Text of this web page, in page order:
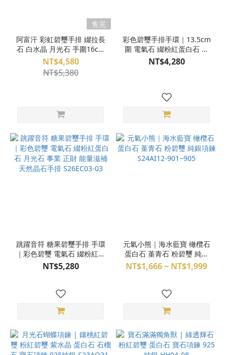
售完
阿富汗 彩虹碧璽手排 綴拉長
石 白水晶 月光石 手圍16cm
S26EE05-05
NT$4,580
NT$5,380
彩色碧璽手排手環｜13.5cm
圍 電氣石 綴粉紅蛋白石 人
緣桃花 能量滋補 天然晶石手
排 S25AT27-305
NT$4,280
跳躍音符 糖果碧璽手排 手環
｜彩色碧璽 電氣石 綴粉紅蛋
白石 月光石 事業 正財 能量
滋補 天然晶石手排
NT$5,280
元氣小熊｜海水藍寶 橄欖石
蛋白石 堇青石 粉碧璽 純銀
項鍊 S24AI12-901~905
NT$1,666 ~ NT$1,999